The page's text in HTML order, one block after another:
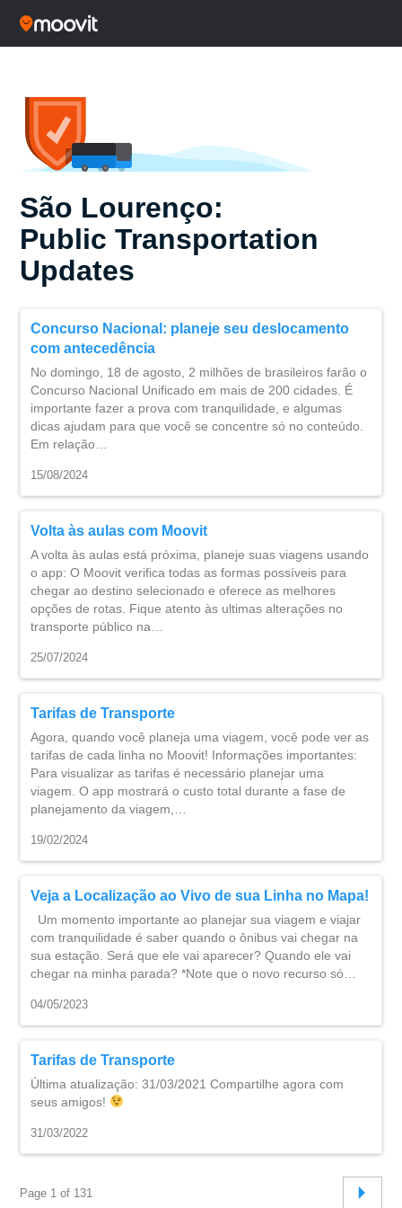
São Lourenço:
Public Transportation
Updates
Concurso Nacional: planeje seu deslocamento
com antecedência
No domingo, 18 de agosto, 2 milhões de brasileiros farão o
Concurso Nacional Unificado em mais de 200 cidades. É
importante fazer a prova com tranquilidade, e algumas
dicas ajudam para que você se concentre só no conteúdo.
Em relação…
15/08/2024
Volta às aulas com Moovit
A volta às aulas está próxima, planeje suas viagens usando
o app: O Moovit verifica todas as formas possíveis para
chegar ao destino selecionado e oferece as melhores
opções de rotas. Fique atento às ultimas alterações no
transporte público na…
25/07/2024
Tarifas de Transporte
Agora, quando você planeja uma viagem, você pode ver as
tarifas de cada linha no Moovit! Informações importantes:
Para visualizar as tarifas é necessário planejar uma
viagem. O app mostrará o custo total durante a fase de
planejamento da viagem,…
19/02/2024
Veja a Localização ao Vivo de sua Linha no Mapa!
Um momento importante ao planejar sua viagem e viajar
com tranquilidade é saber quando o ônibus vai chegar na
sua estação. Será que ele vai aparecer? Quando ele vai
chegar na minha parada? *Note que o novo recurso só…
04/05/2023
Tarifas de Transporte
Última atualização: 31/03/2021 Compartilhe agora com
seus amigos!
31/03/2022
Page 1 of 131